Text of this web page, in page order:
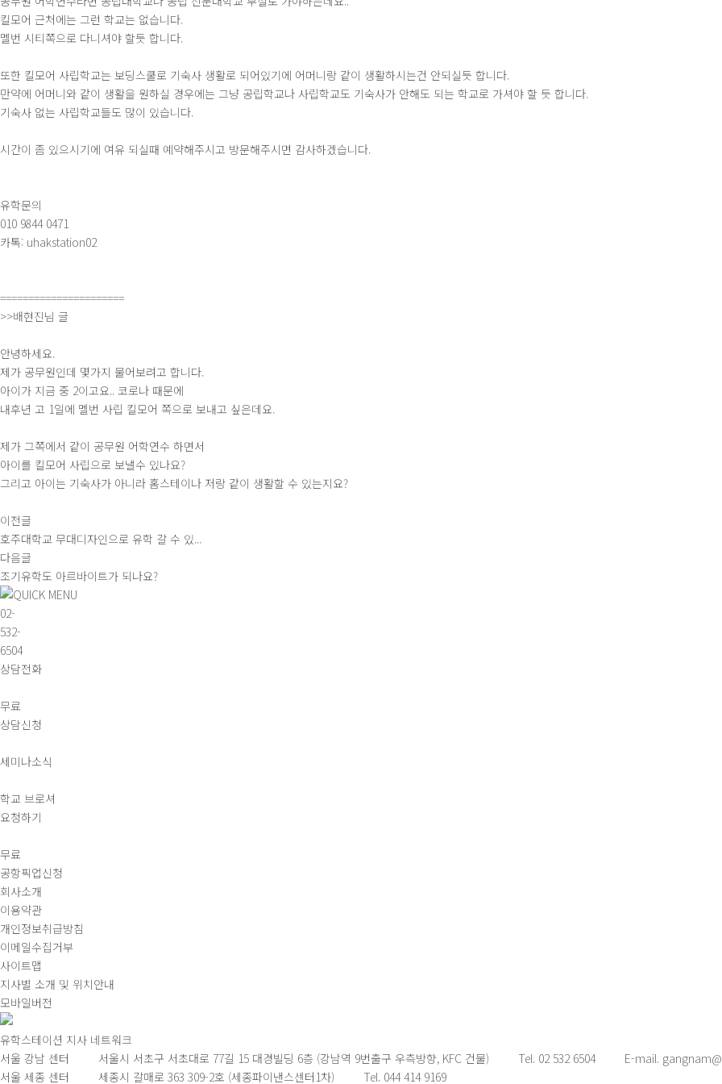
킬모어 근처에는 그런 학교는 없습니다.
멜번 시티쪽으로 다니셔야 할듯 합니다.
또한 킬모어 사립학교는 보딩스쿨로 기숙사 생활로 되어있기에 어머니랑 같이 생활하시는건 안되실듯 합니다.
만약에 어머니와 같이 생활을 원하실 경우에는 그냥 공립학교나 사립학교도 기숙사가 안해도 되는 학교로 가셔야 할 듯 합니다.
기숙사 없는 사립학교들도 많이 있습니다.
시간이 좀 있으시기에 여유 되실때 예약해주시고 방문해주시면 감사하겠습니다.
유학문의
010 9844 0471
카톡: uhakstation02
======================
>>배현진님 글
안녕하세요.
제가 공무원인데 몇가지 물어보려고 합니다.
아이가 지금 중 2이고요.. 코로나 때문에
내후년 고 1일에 멜번 사립 킬모어 쪽으로 보내고 싶은데요.
제가 그쪽에서 같이 공무원 어학연수 하면서
아이를 킬모어 사립으로 보낼수 있나요?
그리고 아이는 기숙사가 아니라 홈스테이나 저랑 같이 생활할 수 있는지요?
이전글
호주대학교 무대디자인으로 유학 갈 수 있...
다음글
조기유학도 아르바이트가 되나요?
02-
532-
6504
상담전화
무료
상담신청
세미나소식
학교 브로셔
요청하기
무료
공항픽업신청
회사소개
이용약관
개인정보취급방침
이메일수집거부
사이트맵
지사별 소개 및 위치안내
모바일버전
유학스테이션 지사 네트워크
서울 강남 센터 서울시 서초구 서초대로 77길 15 대경빌딩 6층 (강남역 9번출구 우측방향, KFC 건물) Tel. 02 532 6504 E-mail.
서울 세종 센터 세종시 갈매로 363 309-2호 (세종파이낸스센터1차) Tel. 044 414 9169